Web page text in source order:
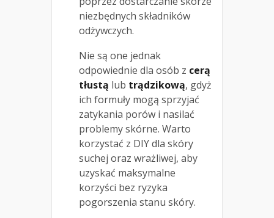
niezbędnych składników
odżywczych.
Nie są one jednak
odpowiednie dla osób z cerą
tłustą lub trądzikową, gdyż
ich formuły mogą sprzyjać
zatykania porów i nasilać
problemy skórne. Warto
korzystać z DIY dla skóry
suchej oraz wrażliwej, aby
uzyskać maksymalne
korzyści bez ryzyka
pogorszenia stanu skóry.